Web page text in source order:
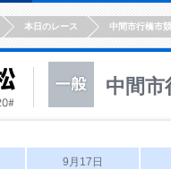
本日のレース 中間市行橋市
中間市
9月17日